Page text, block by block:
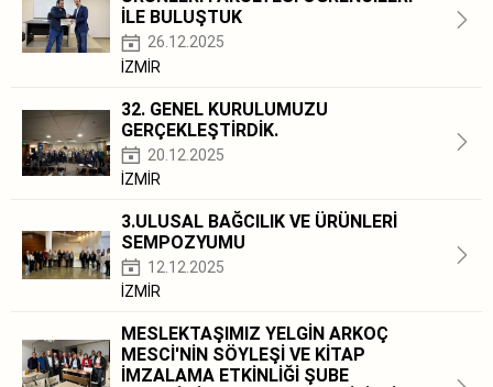
İLE BULUŞTUK
26.12.2025
İZMİR
32. GENEL KURULUMUZU
GERÇEKLEŞTİRDİK.
20.12.2025
İZMİR
3.ULUSAL BAĞCILIK VE ÜRÜNLERİ
SEMPOZYUMU
12.12.2025
İZMİR
MESLEKTAŞIMIZ YELGİN ARKOÇ
MESCİ'NİN SÖYLEŞİ VE KİTAP
İMZALAMA ETKİNLİĞİ ŞUBE